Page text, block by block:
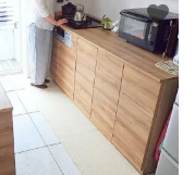
favorite